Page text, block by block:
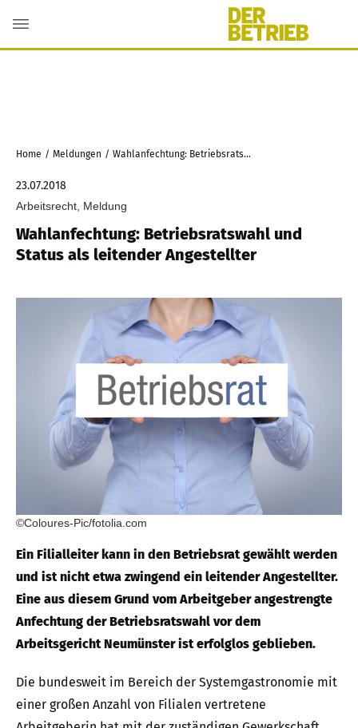
Home / Meldungen / Wahlanfechtung: Betriebsratswahl und Status als leitender Angestellter
23.07.2018
Arbeitsrecht, Meldung
Wahlanfechtung: Betriebsratswahl und
Status als leitender Angestellter
©Coloures-Pic/fotolia.com
Ein Filialleiter kann in den Betriebsrat gewählt werden
und ist nicht etwa zwingend ein leitender Angestellter.
Eine aus diesem Grund vom Arbeitgeber angestrengte
Anfechtung der Betriebsratswahl vor dem
Arbeitsgericht Neumünster ist erfolglos geblieben.
Die bundesweit im Bereich der Systemgastronomie mit
einer großen Anzahl von Filialen vertretene